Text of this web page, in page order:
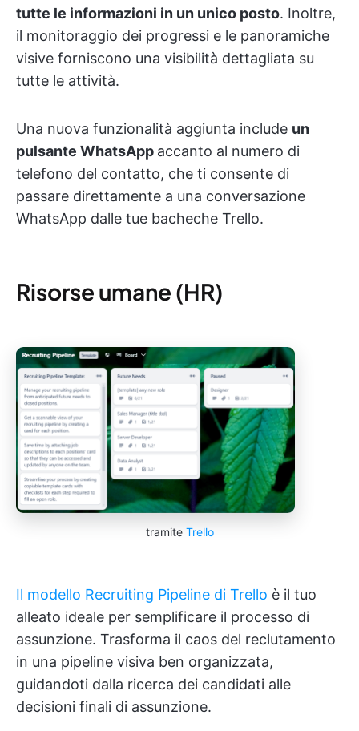
tutte le informazioni in un unico posto. Inoltre,
il monitoraggio dei progressi e le panoramiche
visive forniscono una visibilità dettagliata su
tutte le attività.
Una nuova funzionalità aggiunta include un
pulsante WhatsApp accanto al numero di
telefono del contatto, che ti consente di
passare direttamente a una conversazione
WhatsApp dalle tue bacheche Trello.
Risorse umane (HR)
tramite Trello
Il modello Recruiting Pipeline di Trello è il tuo
alleato ideale per semplificare il processo di
assunzione. Trasforma il caos del reclutamento
in una pipeline visiva ben organizzata,
guidandoti dalla ricerca dei candidati alle
decisioni finali di assunzione.